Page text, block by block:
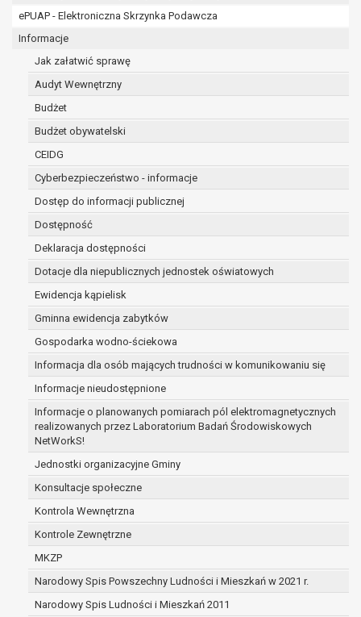
ePUAP - Elektroniczna Skrzynka Podawcza
Informacje
Jak załatwić sprawę
Audyt Wewnętrzny
Budżet
Budżet obywatelski
CEIDG
Cyberbezpieczeństwo - informacje
Dostęp do informacji publicznej
Dostępność
Deklaracja dostępności
Dotacje dla niepublicznych jednostek oświatowych
Ewidencja kąpielisk
Gminna ewidencja zabytków
Gospodarka wodno-ściekowa
Informacja dla osób mających trudności w komunikowaniu się
Informacje nieudostępnione
Informacje o planowanych pomiarach pól elektromagnetycznych
realizowanych przez Laboratorium Badań Środowiskowych
NetWorkS!
Jednostki organizacyjne Gminy
Konsultacje społeczne
Kontrola Wewnętrzna
Kontrole Zewnętrzne
MKZP
Narodowy Spis Powszechny Ludności i Mieszkań w 2021 r.
Narodowy Spis Ludności i Mieszkań 2011
RODO;
prawo do żądania sprostowania danych na
prawo do żądania usunięcia danych osobowych
zapomnianym) na podstawie art. 17 RODO, w
osoba, której dane dotyczą, wniosła
osobowych,
osoba, której dane dotyczą wycofała zgodę
osobowych, która jest podstawą
podstawy prawnej przetwarzania danych,
dane osobowe przetwarzane są niezgodnie
dane osobowe muszą być usunięte w celu
wynikającego z przepisów prawa;
prawo do żądania ograniczenia przetwarzania
art. 18 RODO, w przypadku gdy:
osoba, której dane dotyczą kwestionuje
na okres pozwalający administratorowi
danych,
przetwarzanie danych jest niezgodne z
dotyczą, sprzeciwia się usunięciu danych,
administrator nie potrzebuje już danych dla
dane dotyczą, potrzebuje ich do ustalenia,
do czasu ustalenia czy prawnie
prawo do przenoszenia danych na podstawie art.
łącznie spełnione są następujące przesłanki:
przetwarzanie danych odbywa się na
przetwarzanie odbywa się w sposób
prawo sprzeciwu wobec przetwarzania danych na
przetwarzania danych osobowych, którego